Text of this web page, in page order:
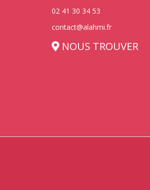
02 41 30 34 53
contact@alahmi.fr
NOUS TROUVER